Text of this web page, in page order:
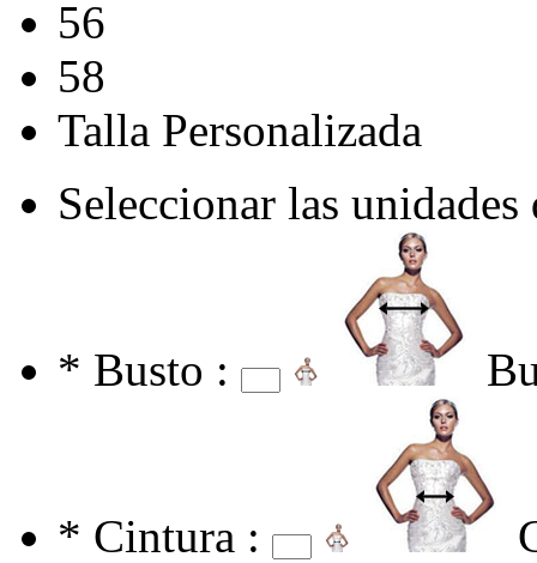
56
58
Talla Personalizada
Seleccionar las
* Busto :
* Cintura :